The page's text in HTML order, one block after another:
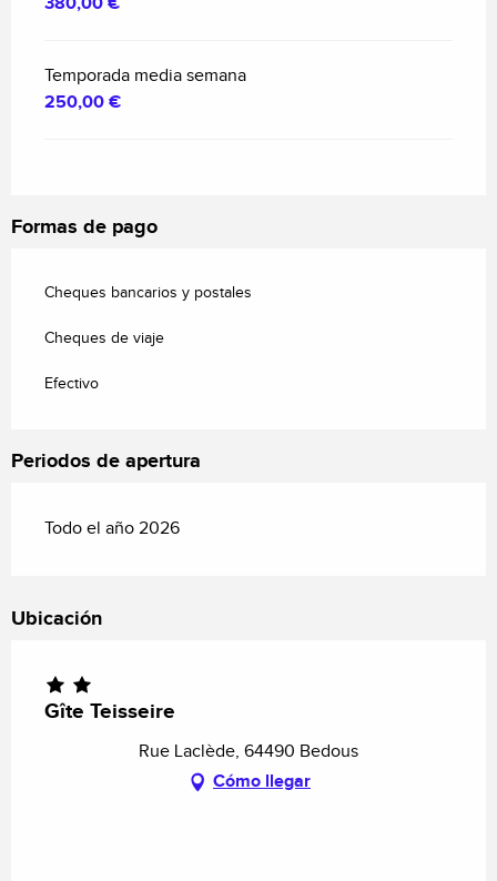
Temporada media semana
250,00 €
Formas de pago
Cheques bancarios y postales
Cheques de viaje
Efectivo
Periodos de apertura
Todo el año 2026
Ubicación
Gîte Teisseire
Rue Laclède, 64490 Bedous
Cómo llegar